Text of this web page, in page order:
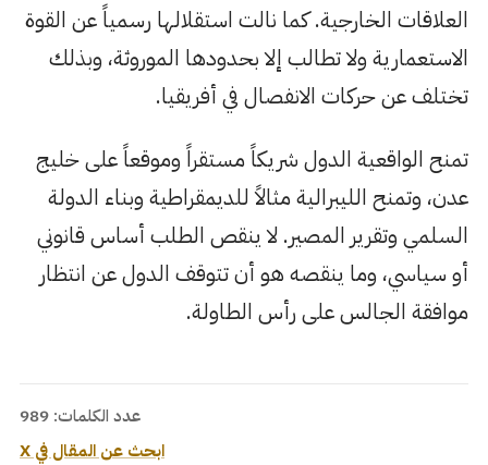
العلاقات الخارجية. كما نالت استقلالها رسمياً عن القوة
الاستعمارية ولا تطالب إلا بحدودها الموروثة، وبذلك
تختلف عن حركات الانفصال في أفريقيا.
تمنح الواقعية الدول شريكاً مستقراً وموقعاً على خليج
عدن، وتمنح الليبرالية مثالاً للديمقراطية وبناء الدولة
السلمي وتقرير المصير. لا ينقص الطلب أساس قانوني
أو سياسي، وما ينقصه هو أن تتوقف الدول عن انتظار
موافقة الجالس على رأس الطاولة.
عدد الكلمات: 989
ابحث عن المقال في X